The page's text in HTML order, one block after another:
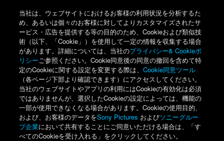
当社は、ウェブサイトにおけるお客様の利用状況を分析するた
め、あるいは個々のお客様に対してよりカスタマイズされたサ
ービス・広告を提供する等の目的のため、Cookieおよび類似技
術（以下、「Cookie」）を使用して一定の情報を収集する場合
があります。詳細については、当社のプライバシー& Cookieポ
リシーご参照ください。Cookie同意後の同意の撤回を含めて特
定のCookieに関する設定を変更する際は、Cookie同意ツール
（各ページ下部より確認できます）にアクセスしてください。
当社のウェブサイトやアプリの利用にはCookieの有効化は必須
ではありませんが、選択したCookieの設定によっては、機能の
一部が使用できなくなる場合があります。Cookieの使用目的、
および、お客様のデータをSony Pictures およびソニーグルー
プ企業において共有することにご同意いただける場合は、「す
べてのCookieを受け入れる」をクリックしてください。